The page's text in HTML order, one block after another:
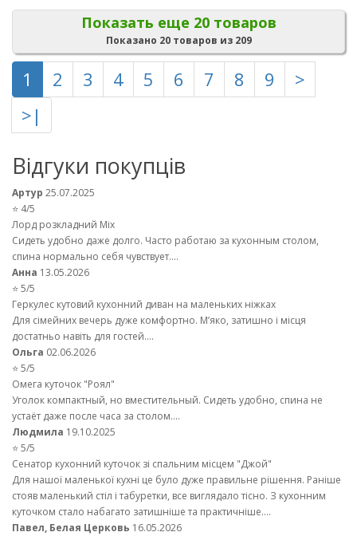
Показать еще 20 товаров
Показано 20 товаров из 209
1 2 3 4 5 6 7 8 9
>
>|
Відгуки покупців
Артур 25.07.2025
⭐ 4/5
Лорд розкладний Mix
Сидеть удобно даже долго. Часто работаю за кухонным столом,
спина нормально себя чувствует....
Анна 13.05.2026
⭐ 5/5
Геркулес кутовий кухонний диван на маленьких ніжках
Для сімейних вечерь дуже комфортно. М’яко, затишно і місця
достатньо навіть для гостей....
Ольга 02.06.2026
⭐ 5/5
Омега куточок "Роял"
Уголок компактный, но вместительный. Сидеть удобно, спина не
устаёт даже после часа за столом....
Людмила 19.10.2025
⭐ 5/5
Сенатор кухонний куточок зі спальним місцем "Джой"
Для нашої маленької кухні це було дуже правильне рішення. Раніше
стояв маленький стіл і табуретки, все виглядало тісно. З кухонним
куточком стало набагато затишніше та практичніше....
Павел, Белая Церковь 16.05.2026